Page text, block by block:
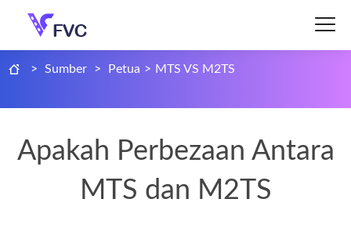
> Sumber > Petua > MTS VS M2TS
Apakah Perbezaan Antara
MTS dan M2TS